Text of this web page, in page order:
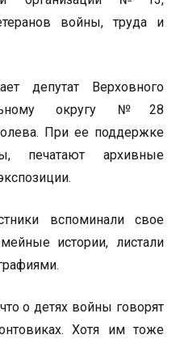
войны, труда и
депутат Верховного
округу №28
При ее поддержке
печатают архивные
вспоминали свое
истории, листали
о детях войны говорят
Хотя им тоже